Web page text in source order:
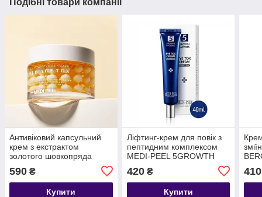
Подібні товари компанії
Антивіковий капсульний
крем з екстрактом
золотого шовкопряда
Cream
590 ₴
Купити
Ліфтинг-крем для повік з
пептидним комплексом
MEDI-PEEL 5GROWTH
CREAM 40ml
420₴
Купити
50
410